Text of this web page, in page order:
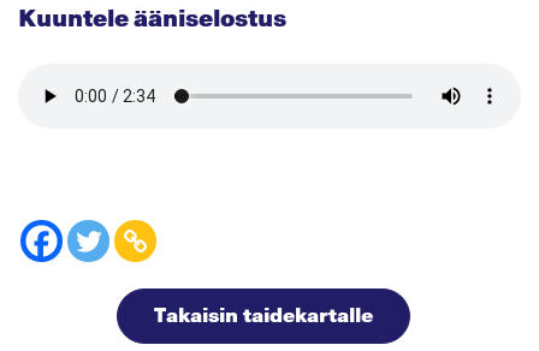
Kuuntele ääniselostus
Takaisin taidekartalle